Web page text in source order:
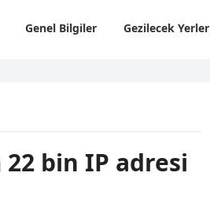
Genel Bilgiler Gezilecek Yerler
22 bin IP adresi